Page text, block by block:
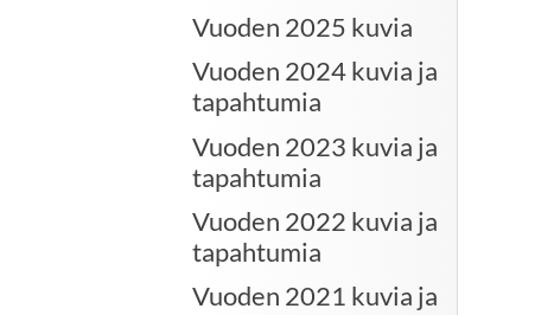
Vuoden 2025 kuvia
Vuoden 2024 kuvia ja
tapahtumia
Vuoden 2023 kuvia ja
tapahtumia
Vuoden 2022 kuvia ja
tapahtumia
Vuoden 2021 kuvia ja